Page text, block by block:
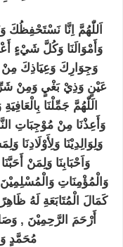
اَللّٰهُمَّ اِنَّا نَسْتَحْفِظُكَ
وَأَمْوَالَنَا وَكُلَّ شَيْءٍ
وَجِوَارِكَ وَعِيَاذِكَ
عَيْنٍ وَذِيْ بَغْيٍ وَمِنْ
الَلّٰهُمَّ جَمِّلْنَا
وَأَعِذْنَا مِنْ مُوْجِبَاتِ
وَلِوَالِدِيْنَا وَلِأَوْلَادِنَا
وَاَحْبَابِنَا وَلِمَنْ
وَالْمُؤْمِنَاتِ
كَمَالَ الْمُتَابَعَةِ لَهُ
أَرْحَمَ الرَّحِمِيْنَ ,
مُحَمَّدٍ